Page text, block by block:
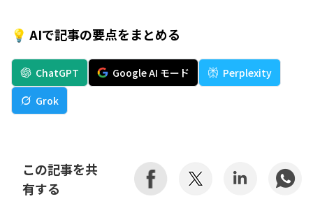
💡 AIで記事の要点をまとめる
ChatGPT Google AI モード
Perplexity
Grok
この記事を共
有する